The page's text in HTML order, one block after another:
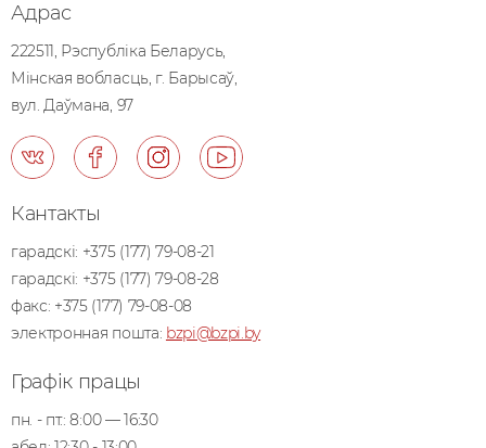
Адрас
222511, Рэспублiка Беларусь,
Мiнская вобласць, г. Барысаў,
вул. Даўмана, 97
Кантакты
гарадскі: +375 (177) 79-08-21
гарадскі: +375 (177) 79-08-28
факс: +375 (177) 79-08-08
электронная пошта: bzpi@bzpi.by
Графік працы
пн. - пт.: 8:00 — 16:30